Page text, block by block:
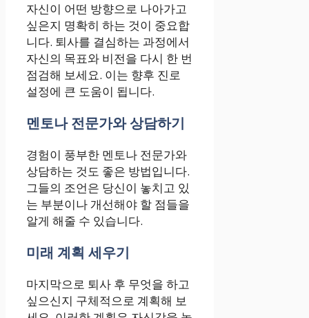
자신이 어떤 방향으로 나아가고
싶은지 명확히 하는 것이 중요합
니다. 퇴사를 결심하는 과정에서
자신의 목표와 비전을 다시 한 번
점검해 보세요. 이는 향후 진로
설정에 큰 도움이 됩니다.
멘토나 전문가와 상담하기
경험이 풍부한 멘토나 전문가와
상담하는 것도 좋은 방법입니다.
그들의 조언은 당신이 놓치고 있
는 부분이나 개선해야 할 점들을
알게 해줄 수 있습니다.
미래 계획 세우기
마지막으로 퇴사 후 무엇을 하고
싶으신지 구체적으로 계획해 보